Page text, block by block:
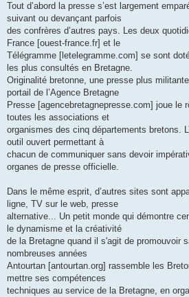
Tout d’abord la presse s’est largement
suivant ou devançant parfois
des confrères d’autres pays. Les deux
France [ouest-france.fr] et le
Télégramme [letelegramme.com] se sont
les plus consultés en Bretagne.
Originalité bretonne, une presse plus
portail de l’Agence Bretagne
Presse [agencebretagnepresse.com] joue le
toutes les associations et
organismes des cinq départements bretons.
outil ouvert permettant à
chacun de communiquer sans devoir
organes de presse officielle.
Dans le même esprit, d’autres sites sont
ligne, TV sur le web, presse
alternative... Un petit monde qui démontre
le dynamisme et la créativité
de la Bretagne quand il s'agit de promouvoir
nombreuses années
Antourtan [antourtan.org] rassemble les
mettre ses compétences
techniques au service de la Bretagne, en